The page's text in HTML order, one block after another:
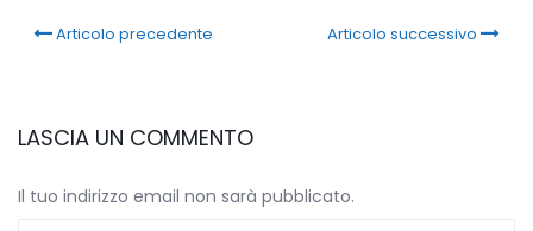
Articolo precedente Articolo successivo
LASCIA UN COMMENTO
Il tuo indirizzo email non sarà pubblicato.